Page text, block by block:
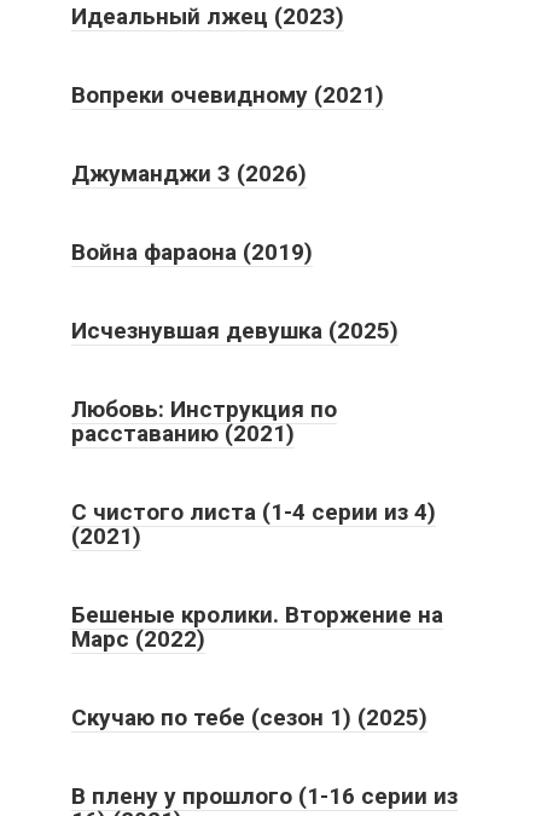
Идеальный лжец (2023)
Вопреки очевидному (2021)
Джуманджи 3 (2026)
Война фараона (2019)
Исчезнувшая девушка (2025)
Любовь: Инструкция по
расставанию (2021)
С чистого листа (1-4 серии из 4)
(2021)
Бешеные кролики. Вторжение на
Марс (2022)
Скучаю по тебе (сезон 1) (2025)
В плену у прошлого (1-16 серии из